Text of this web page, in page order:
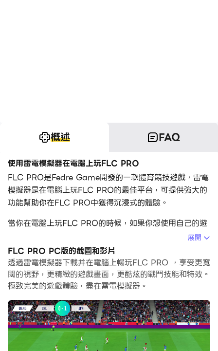
概述 FAQ
使用雷電模擬器在電腦上玩FLC PRO
FLC PRO是Fedre Game開發的一款體育競技遊戲，雷電
模擬器是在電腦上玩FLC PRO的最佳平台，可提供強大的
功能幫助你在FLC PRO中獲得沉浸式的體驗。
當你在電腦上玩FLC PRO的時候，如果你想使用自己的遊
戲手把來操控遊戲，雷電模擬器自動啟用的gamepad檢測
可以幫助你在幾個簡單的點擊中自訂操控，享受更加身臨其
境的賽車場景和挑戰。
在高幀率的支援下，遊戲中多樣的賽道設計、豐富的地形和
同時，錄製影片功能能讓你輕鬆記錄下一切精彩有趣的比賽
和遊戲內容，用來與朋友分享或製作影片都非常方便。現在
就開始在電腦上下載和玩FLC PRO吧！
展開
FLC PRO PC版的截圖和影片
透過雷電模擬器下載并在電腦上暢玩FLC PRO ，享受更寬
闊的視野，更精緻的遊戲畫面，更酷炫的戰鬥技能和特效。
極致完美的遊戲體驗，盡在雷電模擬器。